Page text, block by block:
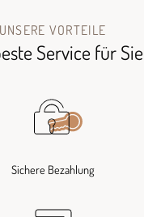
UNSERE VORTEILE
Service für Sie
Sichere Bezahlung